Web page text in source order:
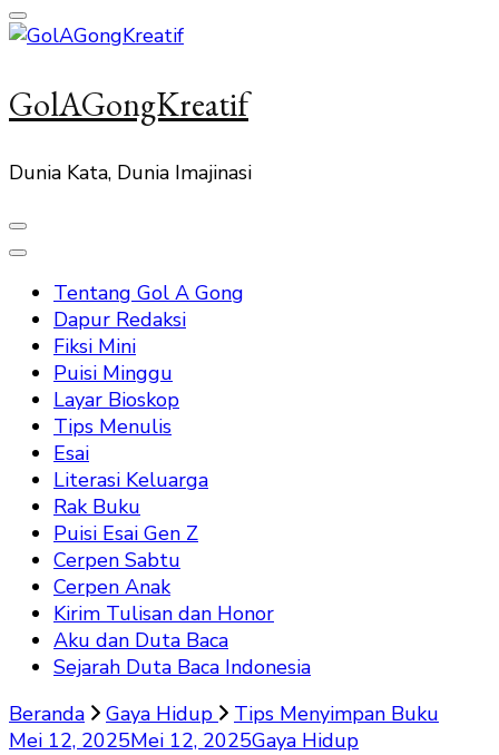
GolAGongKreatif
Dunia Kata, Dunia Imajinasi
Tentang Gol A Gong
Dapur Redaksi
Fiksi Mini
Puisi Minggu
Layar Bioskop
Tips Menulis
Esai
Literasi Keluarga
Rak Buku
Puisi Esai Gen Z
Cerpen Sabtu
Cerpen Anak
Kirim Tulisan dan Honor
Aku dan Duta Baca
Sejarah Duta Baca Indonesia
Beranda
Gaya Hidup
Tips Menyimpan Buku
Mei 12, 2025Mei 12, 2025Gaya Hidup